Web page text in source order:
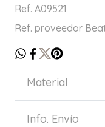
Ref. A09521
Ref. proveedor
Material
Info. Envío